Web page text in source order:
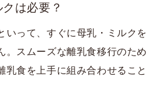
は必要？
いって、すぐに母乳・ミルクを
。スムーズな離乳食移行のため
乳食を上手に組み合わせること